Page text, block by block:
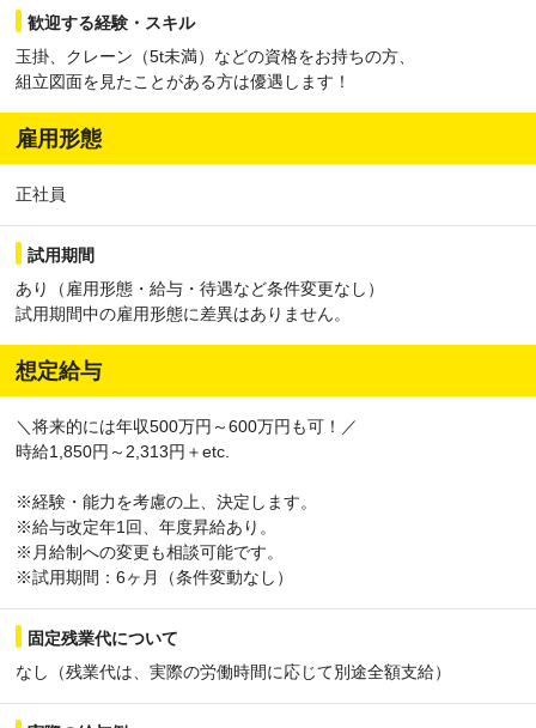
歓迎する経験・スキル
玉掛、クレーン（5t未満）などの資格をお持ちの方、
組立図面を見たことがある方は優遇します！
雇用形態
正社員
試用期間
あり（雇用形態・給与・待遇など条件変更なし）
試用期間中の雇用形態に差異はありません。
想定給与
＼将来的には年収500万円～600万円も可！／
時給1,850円～2,313円＋etc.
※経験・能力を考慮の上、決定します。
※給与改定年1回、年度昇給あり。
※月給制への変更も相談可能です。
※試用期間：6ヶ月（条件変動なし）
固定残業代について
なし（残業代は、実際の労働時間に応じて別途全額支給）